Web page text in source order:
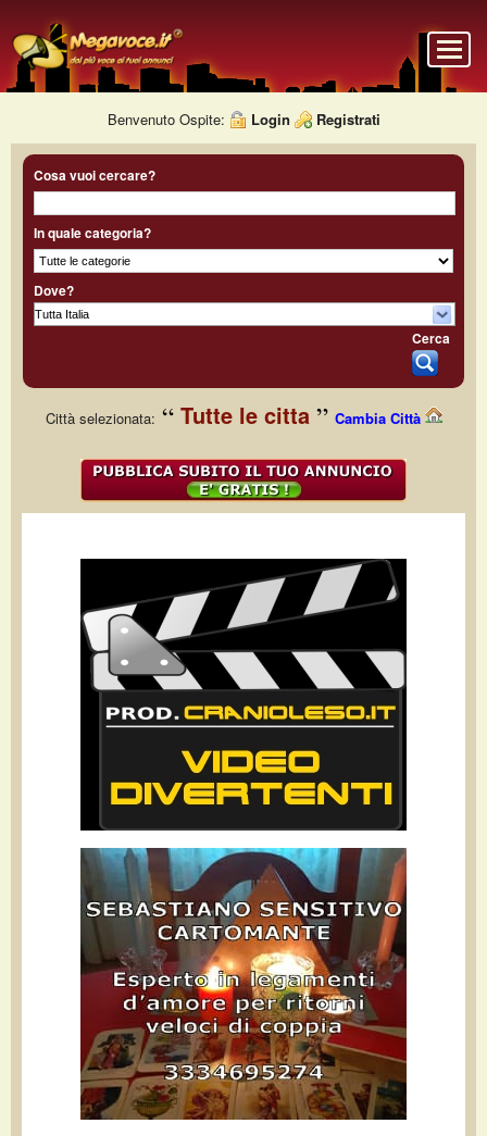
Benvenuto Ospite: Login Registrati
Cosa vuoi cercare?
In quale categoria?
Dove?
Cerca
Città selezionata: Tutte le citta Cambia Città